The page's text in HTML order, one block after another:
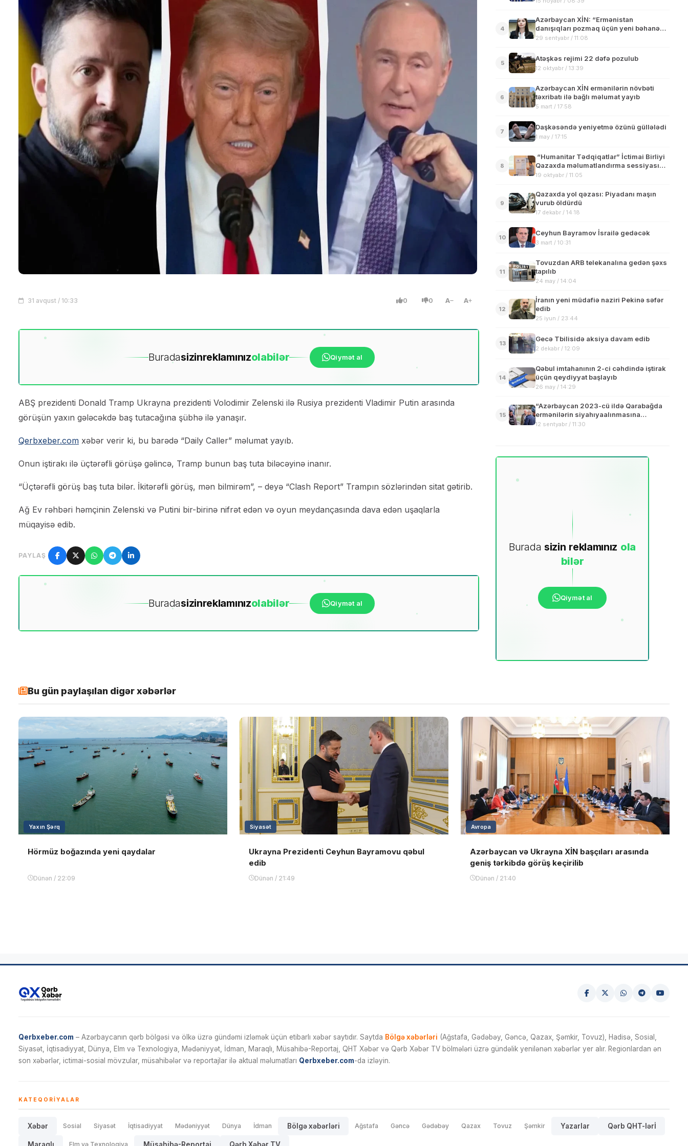
31 avqust / 10:33 0 0 A A
Buradasizinreklamınızolabilər Qiymət al
ABŞ prezidenti Donald Tramp Ukrayna prezidenti Volodimir Zelenski ilə Rusiya prezidenti Vladimir Putin arasında
görüşün yaxın gələcəkdə baş tutacağına şübhə ilə yanaşır.
Qerbxeber.com xəbər verir ki, bu barədə “Daily Caller” məlumat yayıb.
Onun iştirakı ilə üçtərəfli görüşə gəlincə, Tramp bunun baş tuta biləcəyinə inanır.
“Üçtərəfli görüş baş tuta bilər. İkitərəfli görüş, mən bilmirəm”, – deyə “Clash Report” Trampın sözlərindən sitat gətirib.
Ağ Ev rəhbəri həmçinin Zelenski və Putini bir-birinə nifrət edən və oyun meydançasında dava edən uşaqlarla
müqayisə edib.
PAYLAŞ
Buradasizinreklamınızolabilər Qiymət al
4
Azərbaycan XİN: “Ermənistan
danışıqları pozmaq üçün yeni bəhanə
axtarır”
29 sentyabr / 11:08
5
Atəşkəs rejimi 22 dəfə pozulub
12 oktyabr / 13:39
6
Azərbaycan XİN ermənilərin növbəti
təxribatı ilə bağlı məlumat yayıb
5 mart / 17:58
7
Daşkəsəndə yeniyetmə özünü güllələdi
1 may / 17:15
8
“Humanitar Tədqiqatlar” İctimai Birliyi
Qazaxda məlumatlandırma sessiyası
keçirib
19 oktyabr / 11:05
9
Qazaxda yol qəzası: Piyadanı maşın
vurub öldürdü
17 dekabr / 14:18
10
Ceyhun Bayramov İsrailə gedəcək
3 mart / 10:31
11
Tovuzdan ARB telekanalına gedən şəxs
tapılıb
24 may / 14:04
12
İranın yeni müdafiə naziri Pekinə səfər
edib
25 iyun / 23:44
13
Gecə Tbilisidə aksiya davam edib
2 dekabr / 12:09
14
Qəbul imtahanının 2-ci cəhdində iştirak
üçün qeydiyyat başlayıb
26 may / 14:29
15
“Azərbaycan 2023-cü ildə Qarabağda
ermənilərin siyahıyaalınmasına
başlayacaq” – Rəy
12 sentyabr / 11:30
Burada sizin reklamınız ola
bilər
Qiymət al
Bu gün paylaşılan digər xəbərlər
Yaxın Şərq
Hörmüz boğazında yeni qaydalar
Dünən / 22:09
Siyasət
Ukrayna Prezidenti Ceyhun Bayramovu qəbul
edib
Dünən / 21:49
Avropa
Azərbaycan və Ukrayna XİN başçıları arasında
geniş tərkibdə görüş keçirilib
Dünən / 21:40
Qerbxeber.com – Azərbaycanın qərb bölgəsi və ölkə üzrə gündəmi izləmək üçün etibarlı xəbər saytıdır. Saytda Bölgə xəbərləri (Ağstafa, Gədəbəy, Gəncə, Qazax, Şəmkir, Tovuz), Hadisə, Sosial,
Siyasət, İqtisadiyyat, Dünya, Elm və Texnologiya, Mədəniyyət, İdman, Maraqlı, Müsahibə-Reportaj, QHT Xəbər və Qərb Xəbər TV bölmələri üzrə gündəlik yenilənən xəbərlər yer alır. Regionlardan ən
son xəbərlər, ictimai-sosial mövzular, müsahibələr və reportajlar ilə aktual məlumatları Qerbxeber.com-da izləyin.
KATEQORIYALAR
Xəbər Sosial Siyasət İqtisadiyyat Mədəniyyət Dünya İdman Bölgə xəbərləri Ağstafa Gəncə Gədəbəy Qazax Tovuz Şəmkir Yazarlar Qərb QHT-lərİ
Maraqlı Elm və Texnologiya Müsahibə-Reportaj Qərb Xəbər TV